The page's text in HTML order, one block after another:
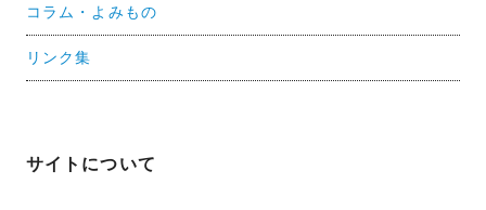
コラム・よみもの
リンク集
サイトについて